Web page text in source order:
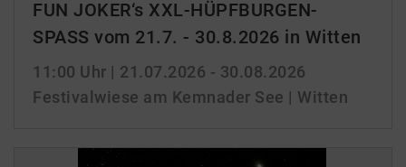
FUN JOKER‘s XXL-HÜPFBURGEN-
SPASS vom 21.7. - 30.8.2026 in Witten
11:00 Uhr | 21.07.2026 - 30.08.2026
Festivalwiese am Kemnader See | Witten